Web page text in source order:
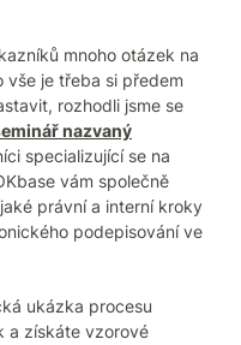
mnoho otázek na
je třeba si předem
rozhodli jsme se
nazvaný
specializující se na
vám společně
právní a interní kroky
podepisování ve
ukázka procesu
a získáte vzorové